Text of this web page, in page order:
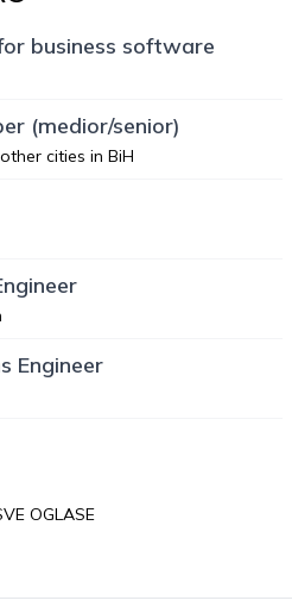
business software
(medior/senior)
cities in BiH
Engineer
OGLASE